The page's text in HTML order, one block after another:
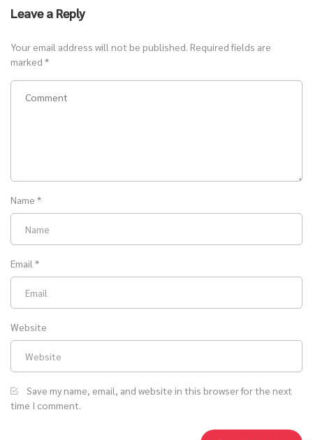
Leave a Reply
Your email address will not be published. Required fields are
marked *
Name *
Email *
Website
Save my name, email, and website in this browser for the next
time I comment.